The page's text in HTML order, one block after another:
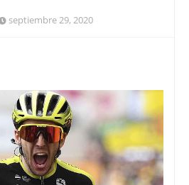
septiembre 29, 2020